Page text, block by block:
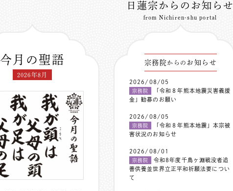
日蓮宗からのお知らせ
from Nichiren-shu portal
今月の聖語
2026年8月
宗務院からの お知らせ
2026/08/05
宗務院
「令和８年熊本地震災害義援
金」勧募のお願い
2026/08/05
宗務院
「令和８年熊本地震」本宗被
害状況のお知らせ
2026/08/01
宗務院
令和8年度千鳥ヶ淵戦没者追
善供養並世界立正平和祈願法要につい
て